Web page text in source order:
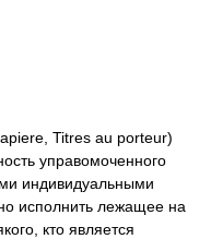
Titres au porteur)
управомоченного
индивидуальными
исполнить лежащее на
кто является